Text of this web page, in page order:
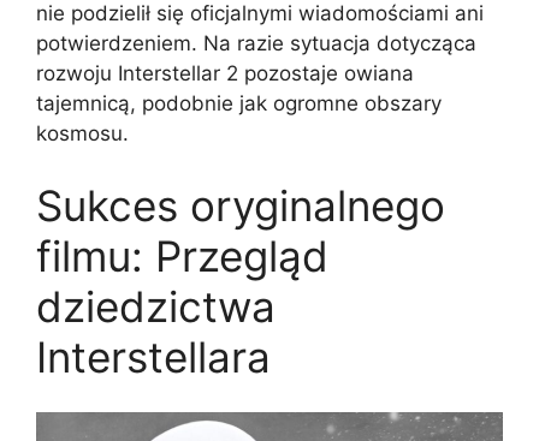
nie podzielił się oficjalnymi wiadomościami ani
potwierdzeniem. Na razie sytuacja dotycząca
rozwoju Interstellar 2 pozostaje owiana
tajemnicą, podobnie jak ogromne obszary
kosmosu.
Sukces oryginalnego
filmu: Przegląd
dziedzictwa
Interstellara